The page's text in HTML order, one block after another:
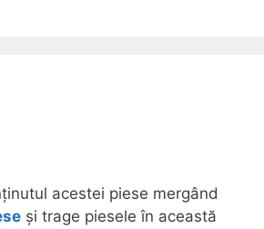
acestei piese mergând
și trage piesele în această